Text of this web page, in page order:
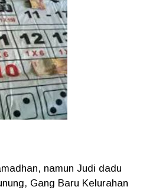
namun Judi dadu
Gang Baru Kelurahan